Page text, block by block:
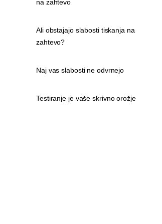
na zahtevo
Ali obstajajo slabosti tiskanja na
zahtevo?
Naj vas slabosti ne odvrnejo
Testiranje je vaše skrivno orožje